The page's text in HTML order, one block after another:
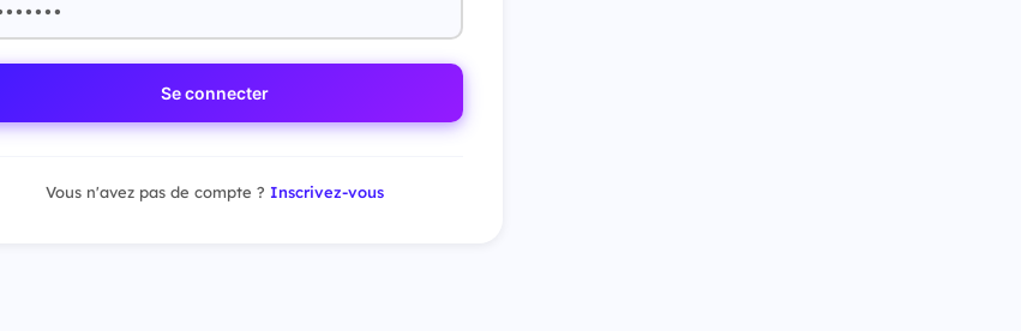
Se connecter
Vous n'avez pas de compte ? Inscrivez-vous